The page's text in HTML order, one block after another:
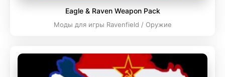
Eagle & Raven Weapon Pack
Моды для игры Ravenfield / Оружие